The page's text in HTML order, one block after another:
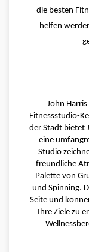
die besten
helfen
John
Fitnessstudio-
der Stadt bietet
eine
Studio
freundliche
Palette von
und Spinning.
Seite und
Ihre Ziele zu